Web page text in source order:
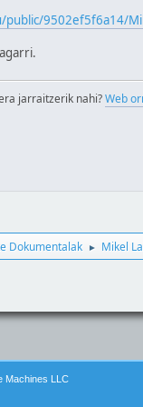
9502ef5f6a14/
jarraitzerik nahi?Web
Dokumentalak ► Mikel
Machines LLC